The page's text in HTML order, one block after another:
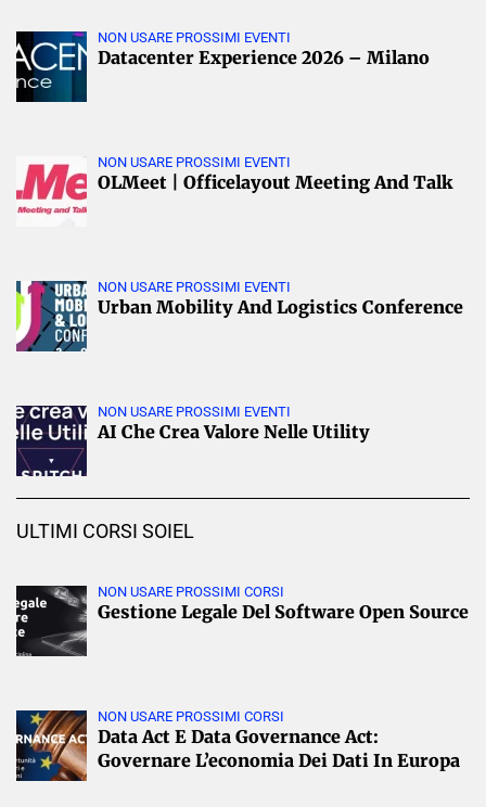
NON USARE PROSSIMI EVENTI
Datacenter Experience 2026 – Milano
NON USARE PROSSIMI EVENTI
OLMeet | Officelayout Meeting And Talk
NON USARE PROSSIMI EVENTI
Urban Mobility And Logistics Conference
NON USARE PROSSIMI EVENTI
AI Che Crea Valore Nelle Utility
ULTIMI CORSI SOIEL
NON USARE PROSSIMI CORSI
Gestione Legale Del Software Open Source
NON USARE PROSSIMI CORSI
Data Act E Data Governance Act:
Governare L’economia Dei Dati In Europa